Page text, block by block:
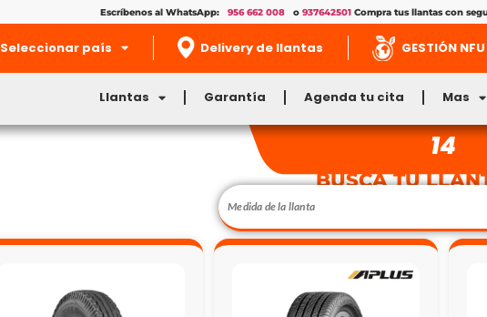
Escríbenos al WhatsApp: 956 662 008 o 937642501 Compra tus llantas con
Seleccionar país Delivery de llantas GESTIÓN NFU
Llantas Garantía Agenda tu cita Mas
14
BUSCA TU